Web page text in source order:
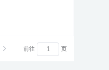
前往 页